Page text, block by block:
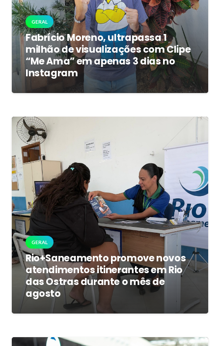
GERAL
Fabrício Moreno, ultrapassa 1
milhão de visualizações com Clipe
“Me Ama” em apenas 3 dias no
Instagram
GERAL
Rio+Saneamento promove novos
atendimentos itinerantes em Rio
das Ostras durante o mês de
agosto